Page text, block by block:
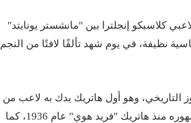
كلاسيكو إنجلترا بين "مانشستر يونايتد"
نظيفة، في يوم شهد تألقًا لافتًا من النجم
للفوز التاريخي، وهو أول هاتريك يدك به لاعب من
ليفربول شباك الغريم "اليونايتد" على أرضه وبين جمهوره منذ هاتريك "فريد هوي" عام 1936، كما